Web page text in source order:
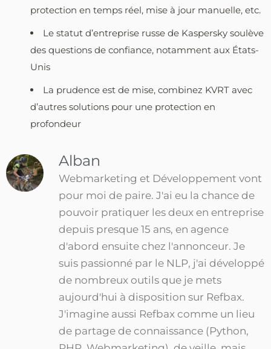
protection en temps réel, mise à jour manuelle, etc.
Le statut d’entreprise russe de Kaspersky soulève
des questions de confiance, notamment aux États-
Unis
La prudence est de mise, combinez KVRT avec
d’autres solutions pour une protection en
profondeur
Alban
Webmarketing et Développement vont
pour moi de paire. J'ai eu la chance de
pouvoir pratiquer les deux en entreprise
depuis presque 15 ans, en agence
d'abord ensuite chez l'annonceur. Je
suis passionné par le NLP, j'ai développé
de nombreux outils que je mets
aujourd'hui à disposition sur Refbax.
J'imagine aussi Refbax comme un lieu
de partage de connaissance (Python,